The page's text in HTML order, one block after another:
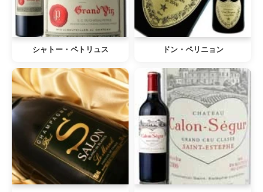
シャトー・ペトリュス ドン・ペリニョン